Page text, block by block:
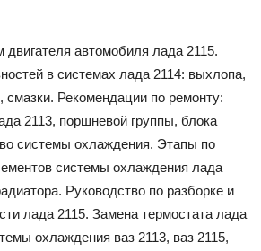
двигателя автомобиля лада 2115.
в системах лада 2114: выхлопа,
смазки. Рекомендации по ремонту:
2113, поршневой группы, блока
системы охлаждения. Этапы по
системы охлаждения лада
Руководство по разборке и
лада 2115. Замена термостата лада
охлаждения ваз 2113, ваз 2115,